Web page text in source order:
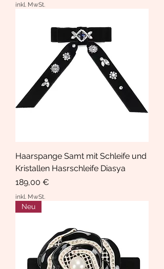
inkl. MwSt.
Haarspange Samt mit Schleife und
Kristallen Hasrschleife Diasya
Preis
189,00 €
inkl. MwSt.
Neu